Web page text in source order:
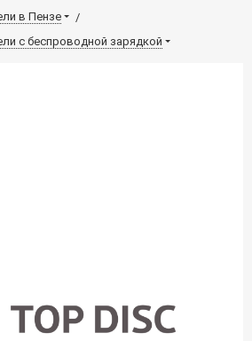
в Пензе
с беспроводной зарядкой